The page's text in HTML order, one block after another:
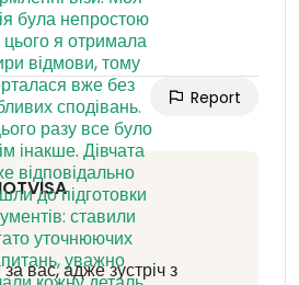
Report
вас, адже зустріч з